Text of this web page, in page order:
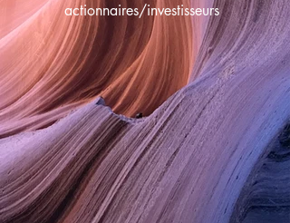
actionnaires/investisseurs